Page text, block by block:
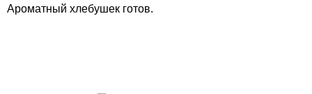
Ароматный хлебушек готов.